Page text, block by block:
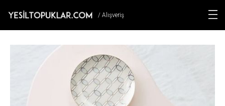
/ Alışveriş